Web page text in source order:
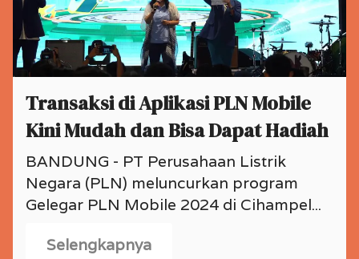
Transaksi di Aplikasi PLN Mobile
Kini Mudah dan Bisa Dapat Hadiah
BANDUNG - PT Perusahaan Listrik
Negara (PLN) meluncurkan program
Gelegar PLN Mobile 2024 di Cihampel...
Selengkapnya